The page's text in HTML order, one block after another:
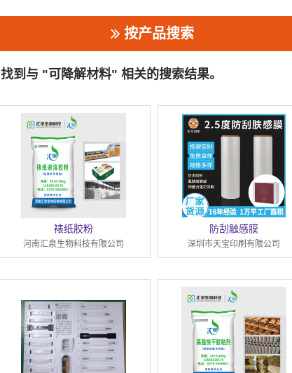
按产品搜索
找到与 "可降解材料" 相关的搜索结果。
裱纸胶粉
河南汇泉生物科技有限公司
防刮触感膜
深圳市天宝印刷有限公司